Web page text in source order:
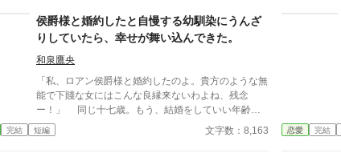
バッサリ撃退！ 私の「厳しさ」を誰よりも愛する太
陽の騎士様との、スカッと痛快ラブコメディ。
侯爵様と婚約したと自慢する幼馴染にうんざ
りしていたら、幸せが舞い込んできた。
和泉鷹央
「私、ロアン侯爵様と婚約したのよ。貴方のような無
能で下賤な女にはこんな良縁来ないわよね、残念
ー！」 同じ十七歳。もう、結婚をしていい年齢だ
った。 幼馴染のユーリアはそう言ってアグネスの
ことを蔑み、憐れみを込めた目で見下して自分の婚約
完結 短編 文字数：8,163 恋愛 完結